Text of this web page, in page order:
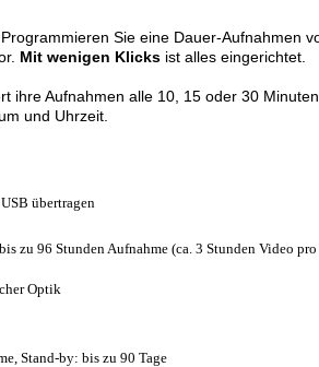
Sie eine Dauer-Aufnahmen
Mit wenigen Klicks ist alles eingerichtet.
ihre Aufnahmen alle 10, 15 oder 30
und Uhrzeit.
übertragen
zu 96 Stunden Aufnahme (ca. 3 Stunden Video pro
Optik
Stand-by: bis zu 90 Tage